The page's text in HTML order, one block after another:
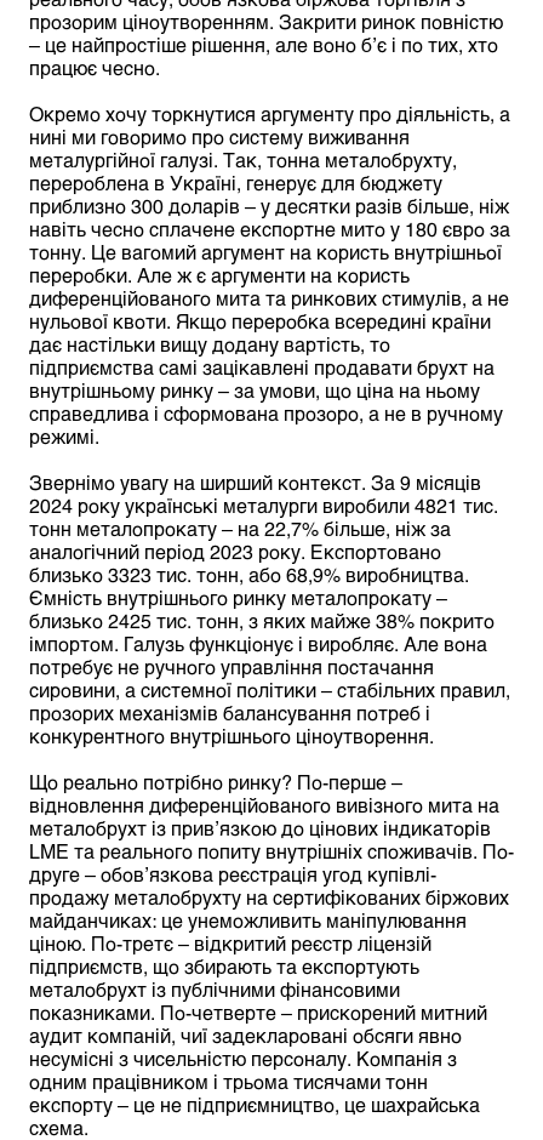
прозорим ціноутворенням. Закрити ринок повністю
– це найпростіше рішення, але воно б’є і по тих, хто
працює чесно.
Окремо хочу торкнутися аргументу про діяльність, а
нині ми говоримо про систему виживання
металургійної галузі. Так, тонна металобрухту,
перероблена в Україні, генерує для бюджету
приблизно 300 доларів – у десятки разів більше, ніж
навіть чесно сплачене експортне мито у 180 євро за
тонну. Це вагомий аргумент на користь внутрішньої
переробки. Але ж є аргументи на користь
диференційованого мита та ринкових стимулів, а не
нульової квоти. Якщо переробка всередині країни
дає настільки вищу додану вартість, то
підприємства самі зацікавлені продавати брухт на
внутрішньому ринку – за умови, що ціна на ньому
справедлива і сформована прозоро, а не в ручному
режимі.
Звернімо увагу на ширший контекст. За 9 місяців
2024 року українські металурги виробили 4821 тис.
тонн металопрокату – на 22,7% більше, ніж за
аналогічний період 2023 року. Експортовано
близько 3323 тис. тонн, або 68,9% виробництва.
Ємність внутрішнього ринку металопрокату –
близько 2425 тис. тонн, з яких майже 38% покрито
імпортом. Галузь функціонує і виробляє. Але вона
потребує не ручного управління постачання
сировини, а системної політики – стабільних правил,
прозорих механізмів балансування потреб і
конкурентного внутрішнього ціноутворення.
Що реально потрібно ринку? По-перше –
відновлення диференційованого вивізного мита на
металобрухт із прив’язкою до цінових індикаторів
LME та реального попиту внутрішніх споживачів. По-
друге – обов’язкова реєстрація угод купівлі-
продажу металобрухту на сертифікованих біржових
майданчиках: це унеможливить маніпулювання
ціною. По-третє – відкритий реєстр ліцензій
підприємств, що збирають та експортують
металобрухт із публічними фінансовими
показниками. По-четверте – прискорений митний
аудит компаній, чиї задекларовані обсяги явно
несумісні з чисельністю персоналу. Компанія з
одним працівником і трьома тисячами тонн
експорту – це не підприємництво, це шахрайська
схема.